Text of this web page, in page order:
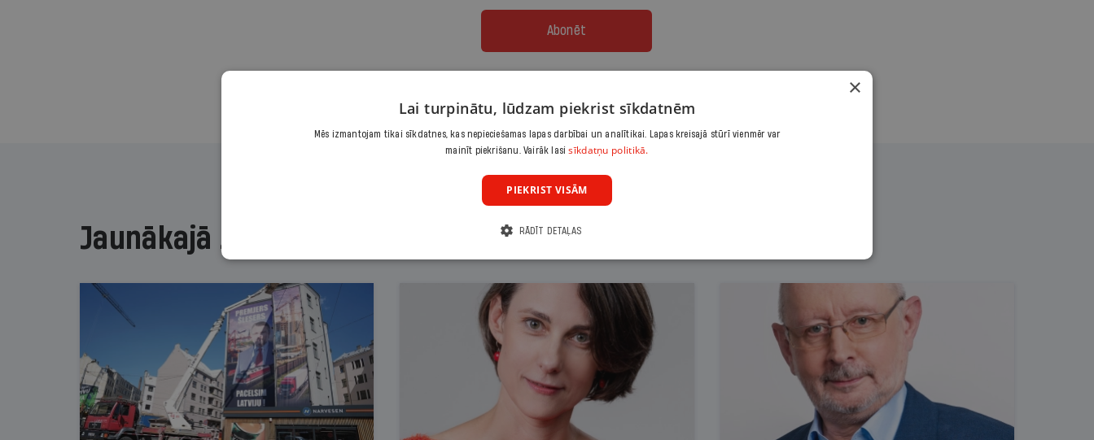
Abonēt
Jaunākajā žurnālā
×
Lai turpinātu, lūdzam piekrist sīkdatnēm
Mēs izmantojam tikai sīkdatnes, kas nepieciešamas lapas darbībai un analītikai. Lapas kreisajā stūrī vienmēr var
mainīt piekrišanu. Vairāk lasisīkdatņu politikā.
PIEKRIST VISĀM
RĀDĪT DETAĻAS